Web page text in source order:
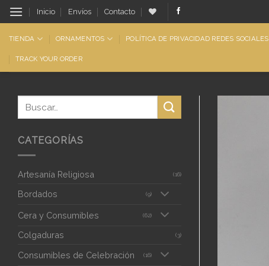
Saltar
al
contenido
Inicio Envíos Contacto
TIENDA ORNAMENTOS POLÍTICA DE PRIVACIDAD REDES SOCIALES
TRACK YOUR ORDER
CATEGORÍAS
Artesanía Religiosa (16)
Bordados (9)
Cera y Consumibles (62)
Colgaduras (3)
Consumibles de Celebración (16)